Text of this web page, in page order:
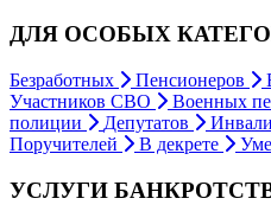
ДЛЯ ОСОБЫХ
Безработных Пенсионеров
Участников СВО
Военных
полиции
Депутатов
Поручителей
В декрете
УСЛУГИ